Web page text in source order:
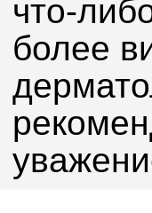
что-
более